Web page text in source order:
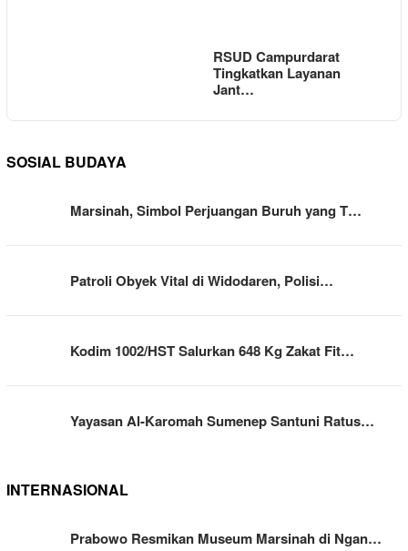
RSUD Campurdarat
Tingkatkan Layanan
Jant…
SOSIAL BUDAYA
Marsinah, Simbol Perjuangan Buruh yang T…
Patroli Obyek Vital di Widodaren, Polisi…
Kodim 1002/HST Salurkan 648 Kg Zakat Fit…
Yayasan Al-Karomah Sumenep Santuni Ratus…
INTERNASIONAL
Prabowo Resmikan Museum Marsinah di Ngan…